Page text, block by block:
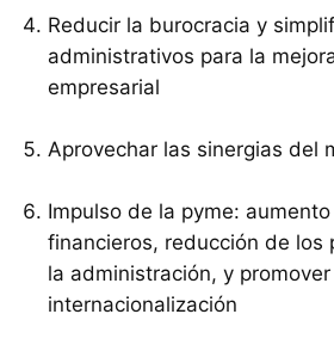
Reducir la burocracia y
administrativos para la
empresarial
Aprovechar las sinergias del
Impulso de la pyme:
financieros, reducción de los
la administración, y promover
internacionalización